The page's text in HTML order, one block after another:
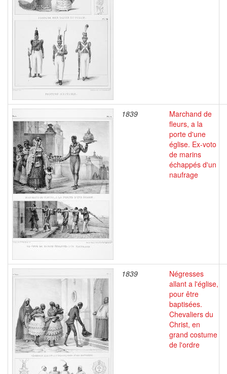
1839
Marchand de
fleurs, a la
porte d'une
église. Ex-voto
de marins
échappés d'un
naufrage
1839
Négresses
allant a l'église,
pour être
baptisées.
Chevaliers du
Christ, en
grand costume
de l'ordre